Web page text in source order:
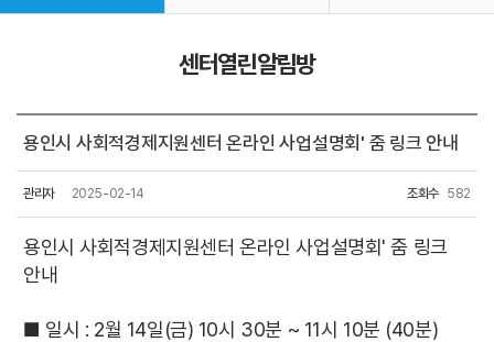
센터열린알림방
용인시 사회적경제지원센터 온라인 사업설명회' 줌 링크 안내
관리자 2025-02-14 조회수 582
용인시 사회적경제지원센터 온라인 사업설명회' 줌 링크
안내
■ 일시 : 2월 14일(금) 10시 30분 ~ 11시 10분 (40분)